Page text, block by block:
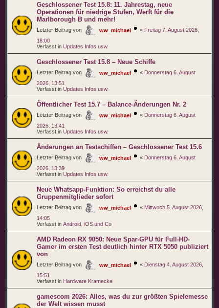
Geschlossener Test 15.8: 11. Jahrestag, neue
Operationen für niedrige Stufen, Werft für die
Marlborough B und mehr!
Letzter Beitrag von ww_michael « Freitag 7. August 2026,
18:00
Verfasst in Updates Infos usw.
Geschlossener Test 15.8 – Neue Schiffe
Letzter Beitrag von ww_michael « Donnerstag 6. August
2026, 13:51
Verfasst in Updates Infos usw.
Öffentlicher Test 15.7 – Balance-Änderungen Nr. 2
Letzter Beitrag von ww_michael « Donnerstag 6. August
2026, 13:41
Verfasst in Updates Infos usw.
Änderungen an Testschiffen – Geschlossener Test 15.6
Letzter Beitrag von ww_michael « Donnerstag 6. August
2026, 13:39
Verfasst in Updates Infos usw.
Neue Whatsapp-Funktion: So erreichst du alle
Gruppenmitglieder sofort
Letzter Beitrag von ww_michael « Mittwoch 5. August 2026,
14:05
Verfasst in Android, iOS und Co
AMD Radeon RX 9050: Neue Spar-GPU für Full-HD-
Gamer im ersten Test deutlich hinter RTX 5050 publiziert
von
Letzter Beitrag von ww_michael « Dienstag 4. August 2026,
15:51
Verfasst in Hardware Kramecke
gamescom 2026: Alles, was du zur größten Spielemesse
der Welt wissen musst